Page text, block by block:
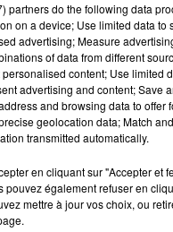
partnersdo the following data
on a device; Use limited data
advertising; Measure
of data from different
content; Use limited
advertising and content; Save
and browsing data to
geolocation data; Match
transmitted automatically.
en cliquant sur "Accepter et
pouvez également refuser en
mettre à jour vos choix, ou